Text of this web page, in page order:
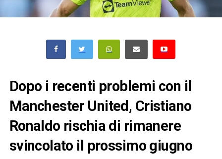
Dopo i recenti problemi con il
Manchester United, Cristiano
Ronaldo rischia di rimanere
svincolato il prossimo giugno